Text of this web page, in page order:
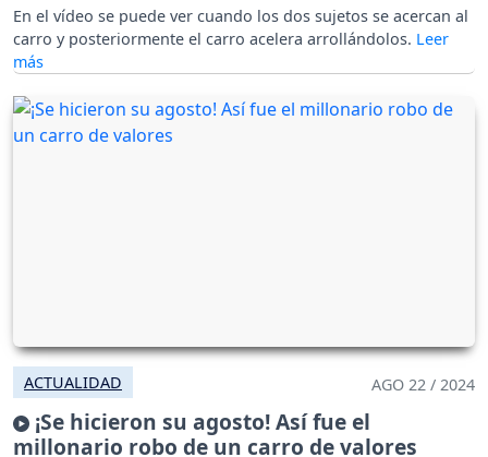
En el vídeo se puede ver cuando los dos sujetos se acercan al
carro y posteriormente el carro acelera arrollándolos.
ACTUALIDAD AGO 22 / 2024
¡Se hicieron su agosto! Así fue el
millonario robo de un carro de valores